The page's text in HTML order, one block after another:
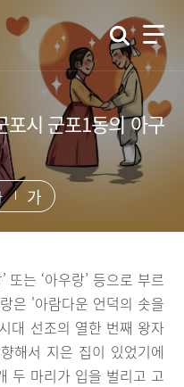
포시 군포1동의 아구
가
또는 ‘아우랑’ 등으로 부르
은 '아람다운 언덕의 솟을
대 선조의 열한 번째 왕자
해서 지은 집이 있었기에
두 마리가 입을 벌리고 고